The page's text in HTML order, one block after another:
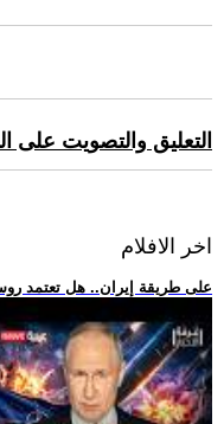
التعليق والتصويت على
اخر الافلام
.. على طريقة إيران.. هل تعتمد